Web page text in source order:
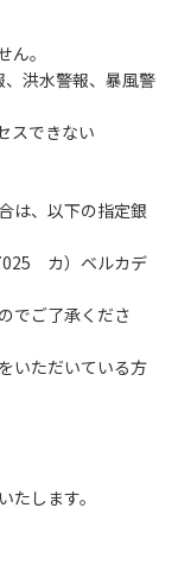
、備品、その他
相当額を弁償し
故や盗難などに
を停⽌してくだ
てください。
ンプファイヤー
サッカー
や共⽤部の占有
。
洪水警報、暴風警
スできない
は、以下の指定銀
カ）ベルカデ
でご了承くださ
いただいている方
します。